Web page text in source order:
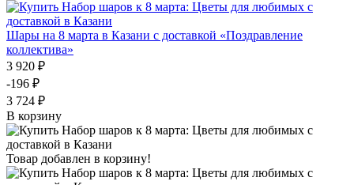
Шары на 8 марта в Казани с доставкой «Поздравление
коллектива»
3 920 ₽
-196 ₽
3 724 ₽
В корзину
Товар добавлен в корзину!